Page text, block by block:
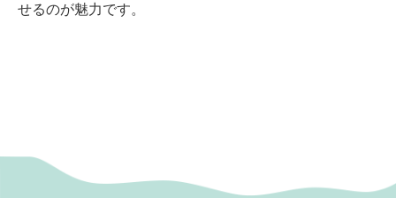
せるのが魅力です。